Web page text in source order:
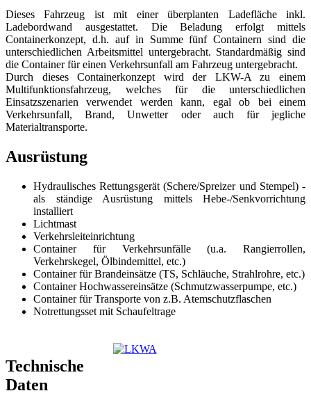
Dieses Fahrzeug ist mit einer überplanten Ladefläche inkl.
Ladebordwand ausgestattet. Die Beladung erfolgt mittels
Containerkonzept, d.h. auf in Summe fünf Containern sind die
unterschiedlichen Arbeitsmittel untergebracht. Standardmäßig sind
die Container für einen Verkehrsunfall am Fahrzeug untergebracht.
Durch dieses Containerkonzept wird der LKW-A zu einem
Multifunktionsfahrzeug, welches für die unterschiedlichen
Einsatzszenarien verwendet werden kann, egal ob bei einem
Verkehrsunfall, Brand, Unwetter oder auch für jegliche
Materialtransporte.
Ausrüstung
Hydraulisches Rettungsgerät (Schere/Spreizer und Stempel) -
als ständige Ausrüstung mittels Hebe-/Senkvorrichtung
installiert
Lichtmast
Verkehrsleiteinrichtung
Container für Verkehrsunfälle (u.a. Rangierrollen,
Verkehrskegel, Ölbindemittel, etc.)
Container für Brandeinsätze (TS, Schläuche, Strahlrohre, etc.)
Container Hochwassereinsätze (Schmutzwasserpumpe, etc.)
Container für Transporte von z.B. Atemschutzflaschen
Notrettungsset mit Schaufeltrage
Technische
Daten